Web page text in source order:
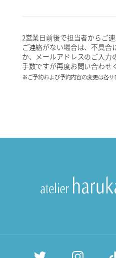
2営業日前後で担当者からご連
ご連絡がない場合は、不具合
か、メールアドレスのご入力
手数ですが再度お問い合わせ
※ご予約および予約内容の変更は各サ